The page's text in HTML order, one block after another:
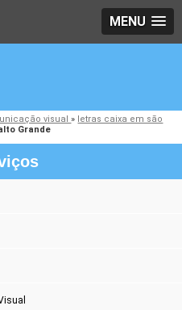
MENU
visual» letras caixa em são
Grande